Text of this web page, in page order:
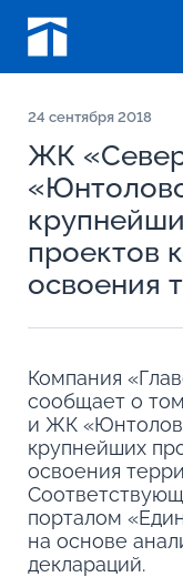
24 сентября 2018
ЖК
проектов
освоения
Компания
сообщает о
и ЖК
крупнейших
освоения
порталом
на основе
деклараций.